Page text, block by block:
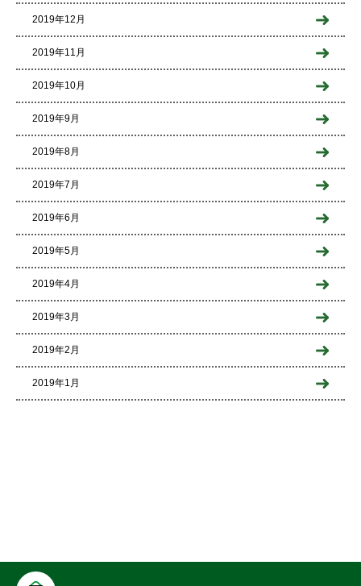
2019年12月
2019年11月
2019年10月
2019年9月
2019年8月
2019年7月
2019年6月
2019年5月
2019年4月
2019年3月
2019年2月
2019年1月